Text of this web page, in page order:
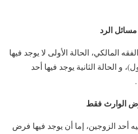
الرد
المالكي، الحالة الأولى لا يوجد فيها
و الحالة الثانية يوجد فيها أحد
الوارث فقط
أحد الزوجين، إما أن يوجد فيها فرض